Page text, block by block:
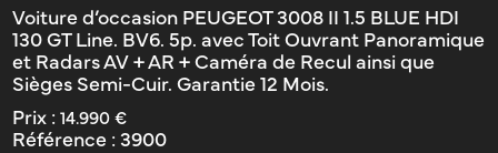
Voiture d’occasion PEUGEOT 3008 II 1.5 BLUE HDI
130 GT Line. BV6. 5p. avec Toit Ouvrant Panoramique
et Radars AV + AR + Caméra de Recul ainsi que
Sièges Semi-Cuir. Garantie 12 Mois.
Prix :14.990 €
Référence :3900